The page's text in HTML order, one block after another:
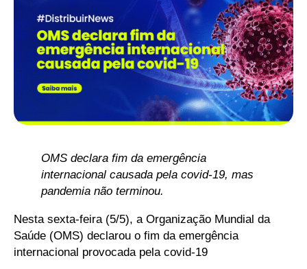
OMS declara fim da emergência
internacional causada pela covid-19, mas
pandemia não terminou.
Nesta sexta-feira (5/5), a Organização Mundial da
Saúde (OMS) declarou o fim da emergência
internacional provocada pela covid-19